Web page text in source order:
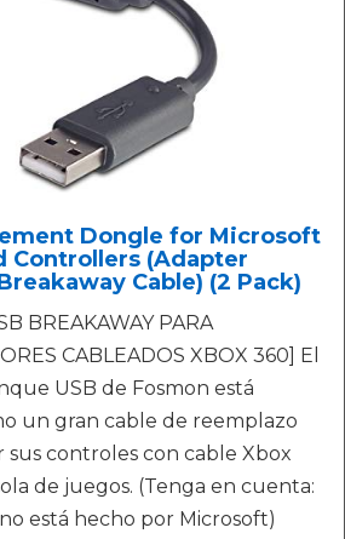
Dongle for Microsoft
Controllers (Adapter
Cable) (2 Pack)
BREAKAWAY PARA
CABLEADOS XBOX 360] El
USB de Fosmon está
un gran cable de reemplazo
sus controles con cable Xbox
de juegos. (Tenga en cuenta:
está hecho por Microsoft)